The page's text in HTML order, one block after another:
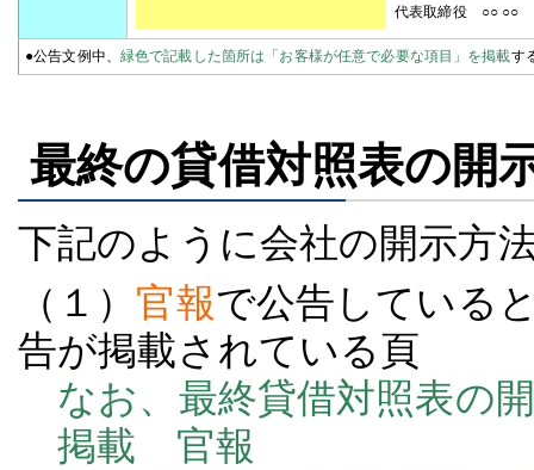
代表取締役 ○○ ○○
●公告文例中、 緑色で記載した箇所は「お客様が任意で必要な項目」を掲載す
最終の貸借対照表の開
下記のように会社の開示方
（１） 官報で公告している
告が掲載されている頁
なお、最終貸借対照表の
掲載 官報